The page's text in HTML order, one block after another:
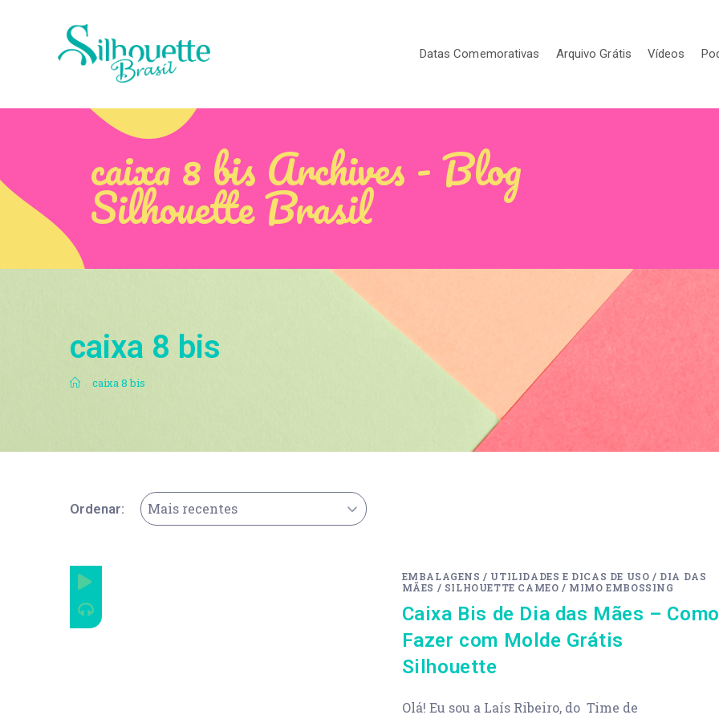
Datas Comemorativas Arquivo Grátis Vídeos
caixa 8 bis Archives - Blog
Silhouette Brasil
caixa 8 bis
. caixa 8 bis
Ordenar: Mais recentes
EMBALAGENS / UTILIDADES E DICAS DE USO / DIA DAS
MÃES / SILHOUETTE CAMEO / MIMO EMBOSSING
Caixa Bis de Dia das Mães – Como
Fazer com Molde Grátis
Silhouette
Olá! Eu sou a Laís Ribeiro, do Time de